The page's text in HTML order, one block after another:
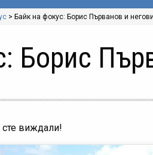
> Байк на фокус: Борис Първанов и
Борис
сте виждали!